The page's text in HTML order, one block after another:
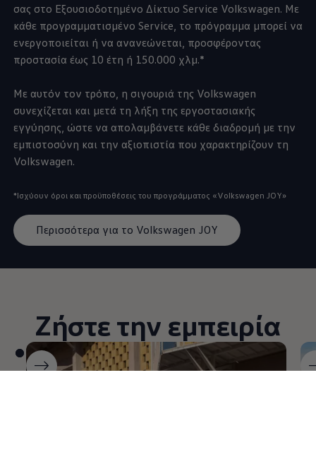
σας στο Εξουσιοδοτημένο Δίκτυο Service Volkswagen. Με
κάθε προγραμματισμένο Service, το πρόγραμμα μπορεί να
ενεργοποιείται ή να ανανεώνεται, προσφέροντας
προστασία έως 10 έτη ή 150.000 χλμ.*
Με αυτόν τον τρόπο, η σιγουριά της Volkswagen
συνεχίζεται και μετά τη λήξη της εργοστασιακής
εγγύησης, ώστε να απολαμβάνετε κάθε διαδρομή με την
εμπιστοσύνη και την αξιοπιστία που χαρακτηρίζουν τη
Volkswagen.
*Ισχύουν όροι και προϋποθέσεις του προγράμματος «Volkswagen JOY»
Περισσότερα για τo Volkswagen JOY
Ζήστε την εμπειρία